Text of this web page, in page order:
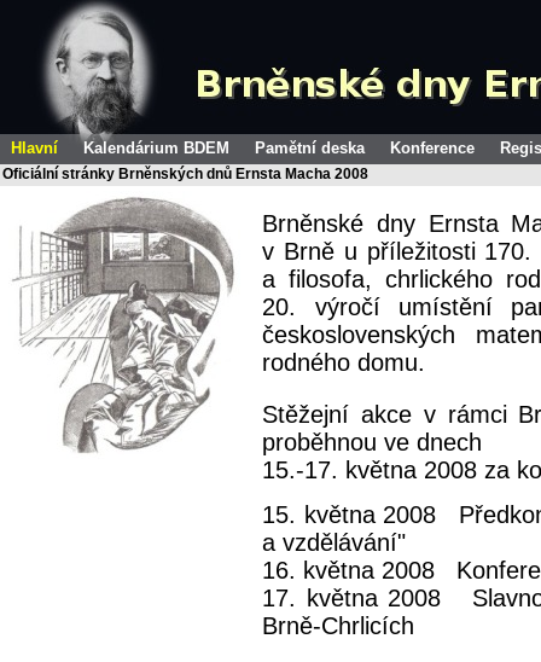
Hlavní Kalendárium BDEM Pamětní deska Konference
Oficiální stránky Brněnských dnů Ernsta Macha 2008
Brněnské dny Ernsta
v Brně u příležitosti
a filosofa, chrlického
20. výročí umístění
československých
rodného domu.
Stěžejní akce v rámci
proběhnou ve dnech
15.-17. května 2008 za
15. května 2008
a vzdělávání"
16. května 2008
17. května 2008
Brně-Chrlicích